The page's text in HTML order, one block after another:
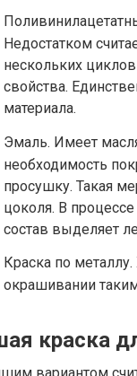
Недостатком
нескольких
свойства.
материала.
Эмаль. Имеет
необходимость
просушку. Такая
цоколя. В
состав выделяет
Краска по
окрашивании
краска